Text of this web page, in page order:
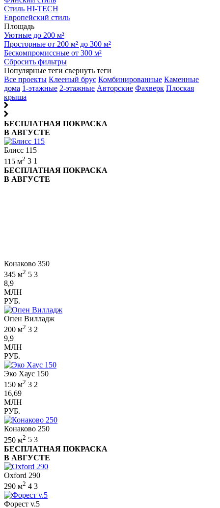
Стиль HI-TECH
Европейский стиль
Площадь
Уютные до 200 м²
Просторные от 200 м² до 300 м²
Бескомпромиссные от 300 м²
Сбросить фильтры
Популярные теги свернуть теги
Все проекты Клееный брус Комбинированные Каменные
дома 1-этажные 2-этажные Авторские Фахверк Плоская
крыша
БЕСПЛАТНАЯ ПОКРАСКА
В АВГУСТЕ
Блисс 115
115 м2 3 1
БЕСПЛАТНАЯ ПОКРАСКА
В АВГУСТЕ
Конаково 350
345 м2 5 3
8,9
МЛН
РУБ.
Опен Вилладж
200 м2 3 2
9,9
МЛН
РУБ.
Эко Хаус 150
150 м2 3 2
16,69
МЛН
РУБ.
Конаково 250
250 м2 5 3
БЕСПЛАТНАЯ ПОКРАСКА
В АВГУСТЕ
Oxford 290
290 м2 4 3
Форест v.5